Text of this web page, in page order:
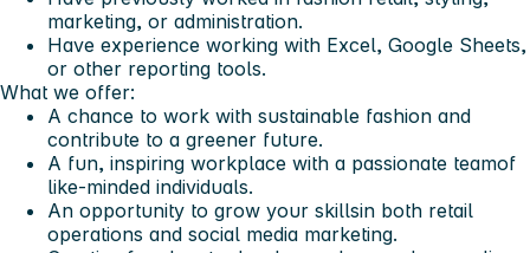
marketing, or administration.
Have experience working with Excel, Google Sheets,
or other reporting tools.
What we offer:
A chance to work with sustainable fashion and
contribute to a greener future.
A fun, inspiring workplace with a passionate teamof
like-minded individuals.
An opportunity to grow your skillsin both retail
operations and social media marketing.